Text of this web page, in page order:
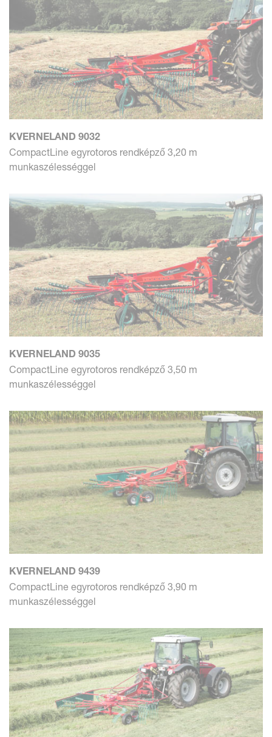
KVERNELAND 9032
CompactLine egyrotoros rendképző 3,20 m
munkaszélességgel
KVERNELAND 9035
CompactLine egyrotoros rendképző 3,50 m
munkaszélességgel
KVERNELAND 9439
CompactLine egyrotoros rendképző 3,90 m
munkaszélességgel